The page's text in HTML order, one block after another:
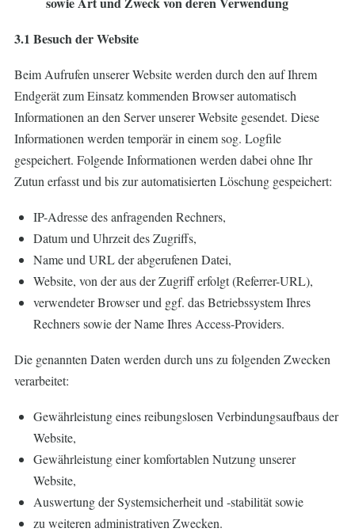
3.1 Besuch der Website
Beim Aufrufen unserer Website werden durch den auf Ihrem
Endgerät zum Einsatz kommenden Browser automatisch
Informationen an den Server unserer Website gesendet. Diese
Informationen werden temporär in einem sog. Logfile
gespeichert. Folgende Informationen werden dabei ohne Ihr
Zutun erfasst und bis zur automatisierten Löschung gespeichert:
IP-Adresse des anfragenden Rechners,
Datum und Uhrzeit des Zugriffs,
Name und URL der abgerufenen Datei,
Website, von der aus der Zugriff erfolgt (Referrer-URL),
verwendeter Browser und ggf. das Betriebssystem Ihres
Rechners sowie der Name Ihres Access-Providers.
Die genannten Daten werden durch uns zu folgenden Zwecken
verarbeitet:
Gewährleistung eines reibungslosen Verbindungsaufbaus der
Website,
Gewährleistung einer komfortablen Nutzung unserer
Website,
Auswertung der Systemsicherheit und -stabilität sowie
zu weiteren administrativen Zwecken.